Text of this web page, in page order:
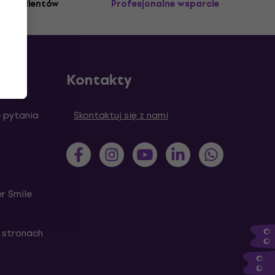
3M+ klientów Profesjonalne wsparcie
pytania
Smile
stronach
Kontakty
Skontaktuj się z nami